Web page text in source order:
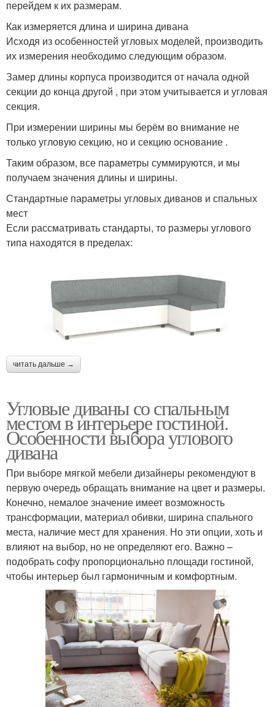
перейдем к их размерам.
Как измеряется длина и ширина дивана
Исходя из особенностей угловых моделей, производить
их измерения необходимо следующим образом.
Замер длины корпуса производится от начала одной
секции до конца другой , при этом учитывается и угловая
секция.
При измерении ширины мы берём во внимание не
только угловую секцию, но и секцию основание .
Таким образом, все параметры суммируются, и мы
получаем значения длины и ширины.
Стандартные параметры угловых диванов и спальных
мест
Если рассматривать стандарты, то размеры углового
типа находятся в пределах:
читать дальше →
Угловые диваны со спальным
местом в интерьере гостиной.
Особенности выбора углового
дивана
При выборе мягкой мебели дизайнеры рекомендуют в
первую очередь обращать внимание на цвет и размеры.
Конечно, немалое значение имеет возможность
трансформации, материал обивки, ширина спального
места, наличие мест для хранения. Но эти опции, хоть и
влияют на выбор, но не определяют его. Важно –
подобрать софу пропорционально площади гостиной,
чтобы интерьер был гармоничным и комфортным.